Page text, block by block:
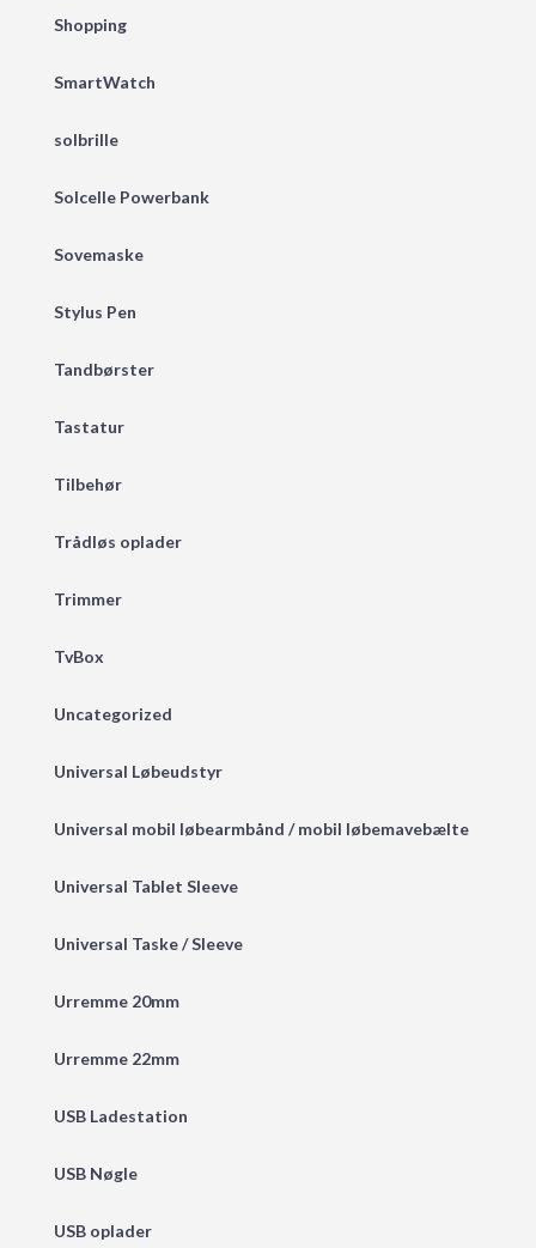
Shopping
SmartWatch
solbrille
Solcelle Powerbank
Sovemaske
Stylus Pen
Tandbørster
Tastatur
Tilbehør
Trådløs oplader
Trimmer
TvBox
Uncategorized
Universal Løbeudstyr
Universal mobil løbearmbånd / mobil løbemavebælte
Universal Tablet Sleeve
Universal Taske / Sleeve
Urremme 20mm
Urremme 22mm
USB Ladestation
USB Nøgle
USB oplader